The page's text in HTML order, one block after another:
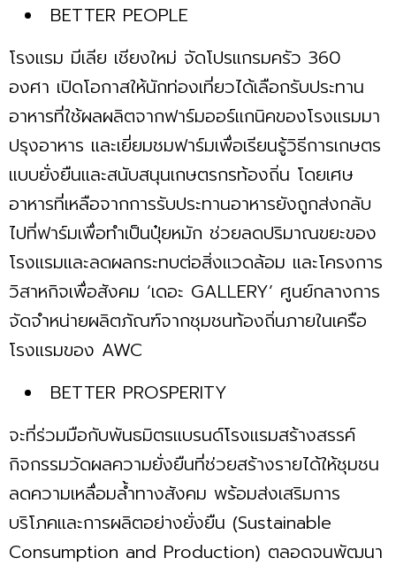
BETTER PEOPLE
โรงแรม มีเลีย เชียงใหม่ จัดโปรแกรมครัว 360
องศา เปิดโอกาสให้นักท่องเที่ยวได้เลือกรับประทาน
อาหารที่ใช้ผลผลิตจากฟาร์มออร์แกนิคของโรงแรมมา
ปรุงอาหาร และเยี่ยมชมฟาร์มเพื่อเรียนรู้วิธีการเกษตร
แบบยั่งยืนและสนับสนุนเกษตรกรท้องถิ่น โดยเศษ
อาหารที่เหลือจากการรับประทานอาหารยังถูกส่งกลับ
ไปที่ฟาร์มเพื่อทำเป็นปุ๋ยหมัก ช่วยลดปริมาณขยะของ
โรงแรมและลดผลกระทบต่อสิ่งแวดล้อม และโครงการ
วิสาหกิจเพื่อสังคม ‘เดอะ GALLERY’ ศูนย์กลางการ
จัดจำหน่ายผลิตภัณฑ์จากชุมชนท้องถิ่นภายในเครือ
โรงแรมของ AWC
BETTER PROSPERITY
จะที่ร่วมมือกับพันธมิตรแบรนด์โรงแรมสร้างสรรค์
กิจกรรมวัดผลความยั่งยืนที่ช่วยสร้างรายได้ให้ชุมชน
ลดความเหลื่อมล้ำทางสังคม พร้อมส่งเสริมการ
บริโภคและการผลิตอย่างยั่งยืน (Sustainable
Consumption and Production) ตลอดจนพัฒนา